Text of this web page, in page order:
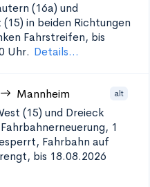
(16a) und
in beiden Richtungen
Fahrstreifen, bis
Uhr. Details...
Mannheim alt
(15) und Dreieck
Fahrbahnerneuerung, 1
Fahrbahn auf
bis 18.08.2026